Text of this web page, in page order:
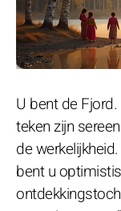
U bent de
teken zijn
de
bent u